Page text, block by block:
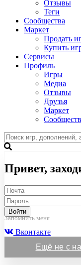
Отзывы
Теги
Сообщества
Маркет
Продать
Купить
Сервисы
Профиль
Игры
Медиа
Отзывы
Друзья
Маркет
Привет,
Войти
Запомнить меня
Вконтакте
Ещё не с